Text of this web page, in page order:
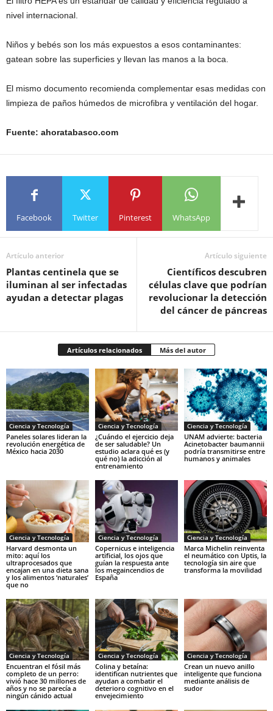
nivel internacional.
Niños y bebés son los más expuestos a esos contaminantes:
gatean sobre las superficies y llevan las manos a la boca.
El mismo documento recomienda complementar esas medidas con
limpieza de paños húmedos de microfibra y ventilación del hogar.
Fuente: ahoratabasco.com
Facebook Twitter Pinterest WhatsApp
Artículo anterior
Plantas centinela que se
iluminan al ser infectadas
ayudan a detectar plagas
Artículo siguiente
Científicos descubren
células clave que podrían
revolucionar la detección
del cáncer de páncreas
Artículos relacionados Más del autor
Ciencia y Tecnología
Paneles solares lideran la
revolución energética de
México hacia 2030
Ciencia y Tecnología
¿Cuándo el ejercicio deja
de ser saludable? Un
estudio aclara qué es (y
qué no) la adicción al
entrenamiento
Ciencia y Tecnología
UNAM advierte: bacteria
Acinetobacter baumannii
podría transmitirse entre
humanos y animales
Ciencia y Tecnología
Harvard desmonta un
mito: aquí los
ultraprocesados que
encajan en una dieta sana
y los alimentos ‘naturales’
que no
Ciencia y Tecnología
Copernicus e inteligencia
artificial, los ojos que
guían la respuesta ante
los megaincendios de
España
Ciencia y Tecnología
Marca Michelin reinventa
el neumático con Uptis, la
tecnología sin aire que
transforma la movilidad
Ciencia y Tecnología
Encuentran el fósil más
completo de un perro:
vivió hace 30 millones de
años y no se parecía a
ningún cánido actual
Ciencia y Tecnología
Colina y betaína:
identifican nutrientes que
ayudan a combatir el
deterioro cognitivo en el
envejecimiento
Ciencia y Tecnología
Crean un nuevo anillo
inteligente que funciona
mediante análisis de
sudor